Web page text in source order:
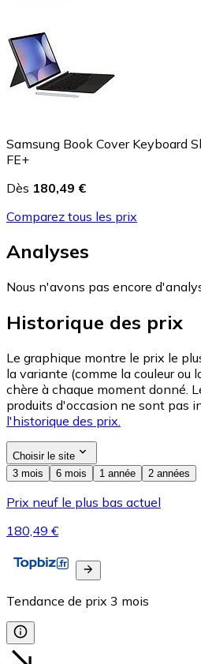
Samsung Book Cover Keyboard
FE+
Dès 180,49 €
Comparez tous les prix
Analyses
Nous n'avons pas encore
Historique des prix
Le graphique montre le prix le
la variante (comme la couleur ou
chère à chaque moment donné.
produits d'occasion ne sont pas
l'historique des prix.
Choisir le site
3 mois
6 mois 1 année 2 années
Prix neuf le plus bas actuel
180,49 €
Tendance de prix 3 mois